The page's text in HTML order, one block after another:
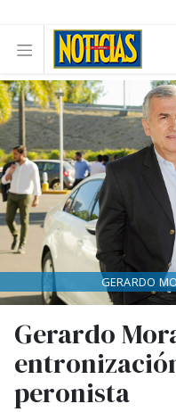
Gerardo
peronista
GERARDO